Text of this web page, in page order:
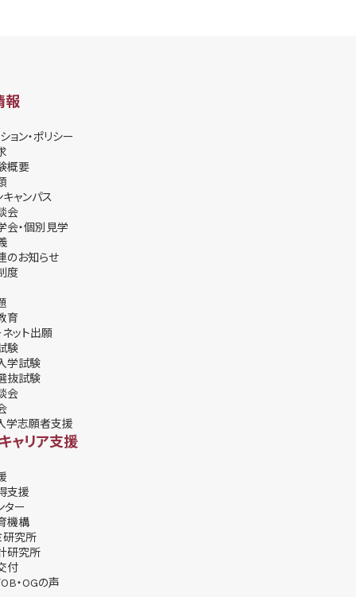
報
ョン・ポリシー
概要
ャンパス
会
会・個別⾒学
のお知らせ
度
育
ット出願
験
学試験
抜試験
会
学志願者支援
ャリア支援
支援
ター
機構
研究所
研究所
付
・OGの声